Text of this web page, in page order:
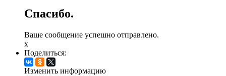
Спасибо.
Ваше сообщение успешно отправлено.
x
Поделиться:
Изменить информацию